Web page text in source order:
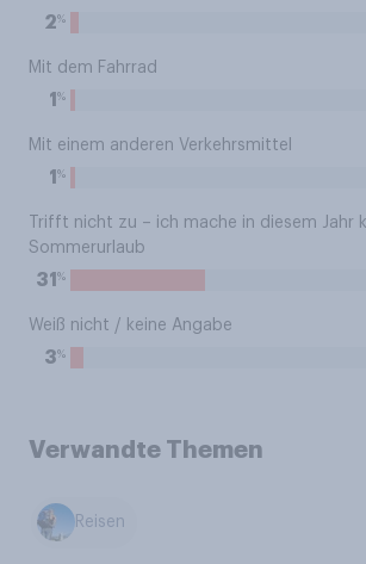
2%
Mit dem Fahrrad
1 %
Mit einem anderen Verkehrsmittel
1 %
Trifft nicht zu – ich mache in diesem Jahr
Sommerurlaub
31 %
Weiß nicht / keine Angabe
3%
Verwandte Themen
Reisen